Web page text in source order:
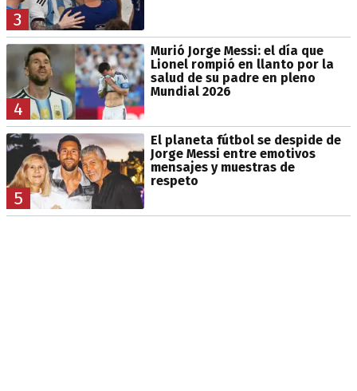
3
4
Murió Jorge Messi: el día que
Lionel rompió en llanto por la
salud de su padre en pleno
Mundial 2026
5
El planeta fútbol se despide de
Jorge Messi entre emotivos
mensajes y muestras de
respeto